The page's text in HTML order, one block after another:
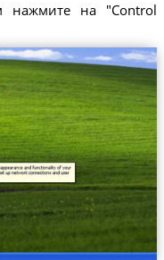
нажмите на "Control